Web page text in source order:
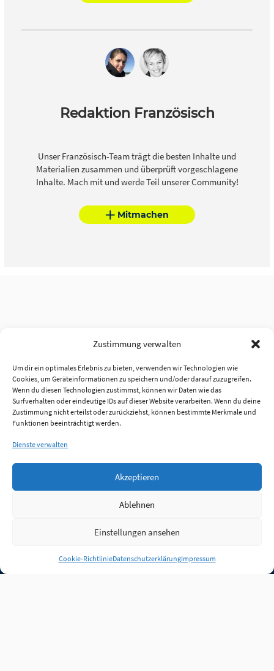
Zustimmung verwalten
Um dir ein optimales Erlebnis zu bieten, verwenden wir Technologien wie
Cookies, um Geräteinformationen zu speichern und/oder darauf zuzugreifen.
Wenn du diesen Technologien zustimmst, können wir Daten wie das
Surfverhalten oder eindeutige IDs auf dieser Website verarbeiten. Wenn du deine
Zustimmung nicht erteilst oder zurückziehst, können bestimmte Merkmale und
Funktionen beeinträchtigt werden.
Dienste verwalten
Akzeptieren
Ablehnen
Einstellungen ansehen
Cookie-RichtlinieDatenschutzerklärungImpressum
Redaktion Französisch
Unser Französisch-Team trägt die besten Inhalte und
Materialien zusammen und überprüft vorgeschlagene
Inhalte. Mach mit und werde Teil unserer Community!
Mitmachen
Anmelden
Jobs Partner FAQ Quellen